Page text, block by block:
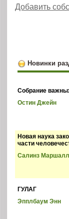
Добавить
Новинки
Собрание
Остин Джейн
Новая наука
части
Салинз Маршалл
ГУЛАГ
Эпплбаум Энн